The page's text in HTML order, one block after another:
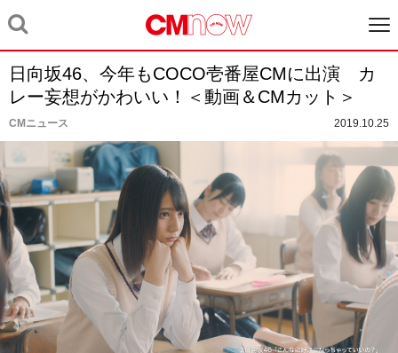
日向坂46、今年もCOCO壱番屋CMに出演 カ
レー妄想がかわいい！＜動画＆CMカット＞
CMニュース 2019.10.25